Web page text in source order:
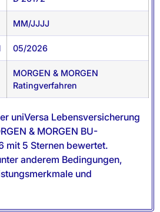
MM/JJJJ
05/2026
MORGEN & MORGEN
Ratingverfahren
uniVersa Lebensversicherung
& MORGEN BU-
mit 5 Sternen bewertet.
anderem Bedingungen,
und